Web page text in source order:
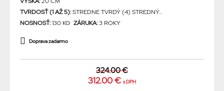
TVRDOSŤ (1 AŽ 5):STREDNE TVRDÝ (4) STREDNÝ...
NOSNOSŤ:130 KG ZÁRUKA:3 ROKY
Doprava zadarmo
324.00 €
312.00 € s DPH